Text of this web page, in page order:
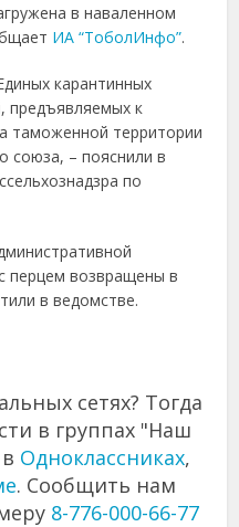
в наваленном
ИА “ТоболИнфо”.
карантинных
предъявляемых к
таможенной территории
союза, – пояснили в
по
перцем возвращены в
в ведомстве.
сетях? Тогда
в группах "Наш
Одноклассниках,
. Сообщить нам
8-776-000-66-77